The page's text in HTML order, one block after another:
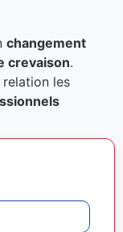
changement
crevaison.
relation les